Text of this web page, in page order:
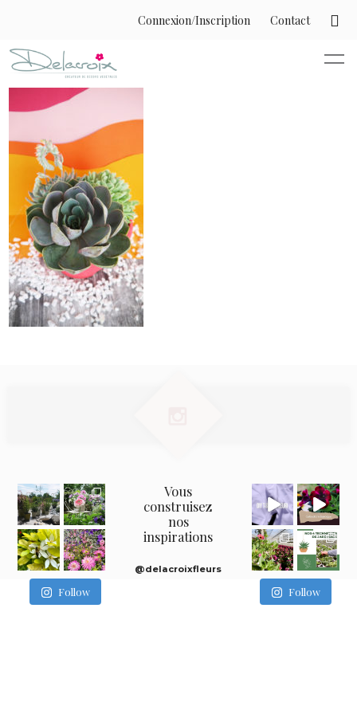
Connexion/Inscription Contact
Follow
Vous
construisez
nos
inspirations
@delacroixfleurs
Follow